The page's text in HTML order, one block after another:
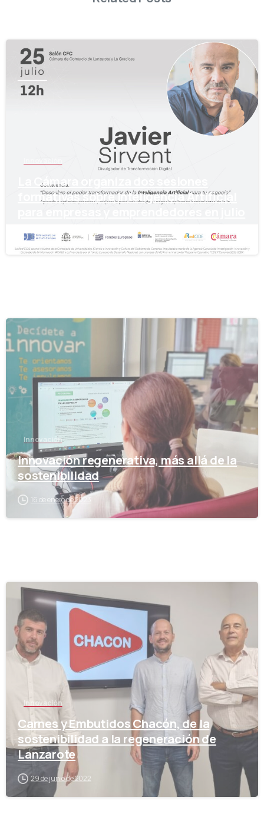
-
La Cámara organiza dos sesiones
formativas sobre Inteligencia Artificial
15 de julio de 2024
Innovación
Innovación regenerativa, más allá de la
sostenibilidad
16 de enero de 2023
Innovación
Carnes y Embutidos Chacón, de la
sostenibilidad a la regeneración de
Lanzarote
29 de junio de 2022